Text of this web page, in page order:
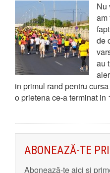
Nu
am
de
au
in primul rand pentru
o prietena ce-a terminat
ABONEAZĂ-TE
Abonează-te aici și